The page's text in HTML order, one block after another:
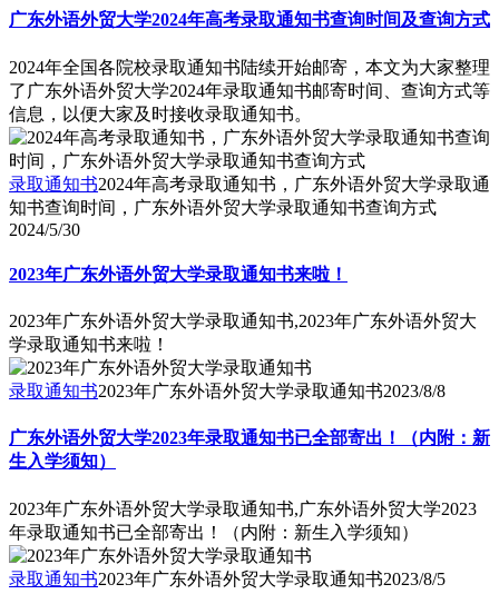
广东外语外贸大学2024年高考录取通知书查询时间及查询方式
2024年全国各院校录取通知书陆续开始邮寄，本文为大家整理
了广东外语外贸大学2024年录取通知书邮寄时间、查询方式等
信息，以便大家及时接收录取通知书。
录取通知书2024年高考录取通知书，广东外语外贸大学录取通
知书查询时间，广东外语外贸大学录取通知书查询方式
2024/5/30
2023年广东外语外贸大学录取通知书来啦！
2023年广东外语外贸大学录取通知书,2023年广东外语外贸大
学录取通知书来啦！
录取通知书2023年广东外语外贸大学录取通知书2023/8/8
广东外语外贸大学2023年录取通知书已全部寄出！（内附：新
生入学须知）
2023年广东外语外贸大学录取通知书,广东外语外贸大学2023
年录取通知书已全部寄出！（内附：新生入学须知）
录取通知书2023年广东外语外贸大学录取通知书2023/8/5